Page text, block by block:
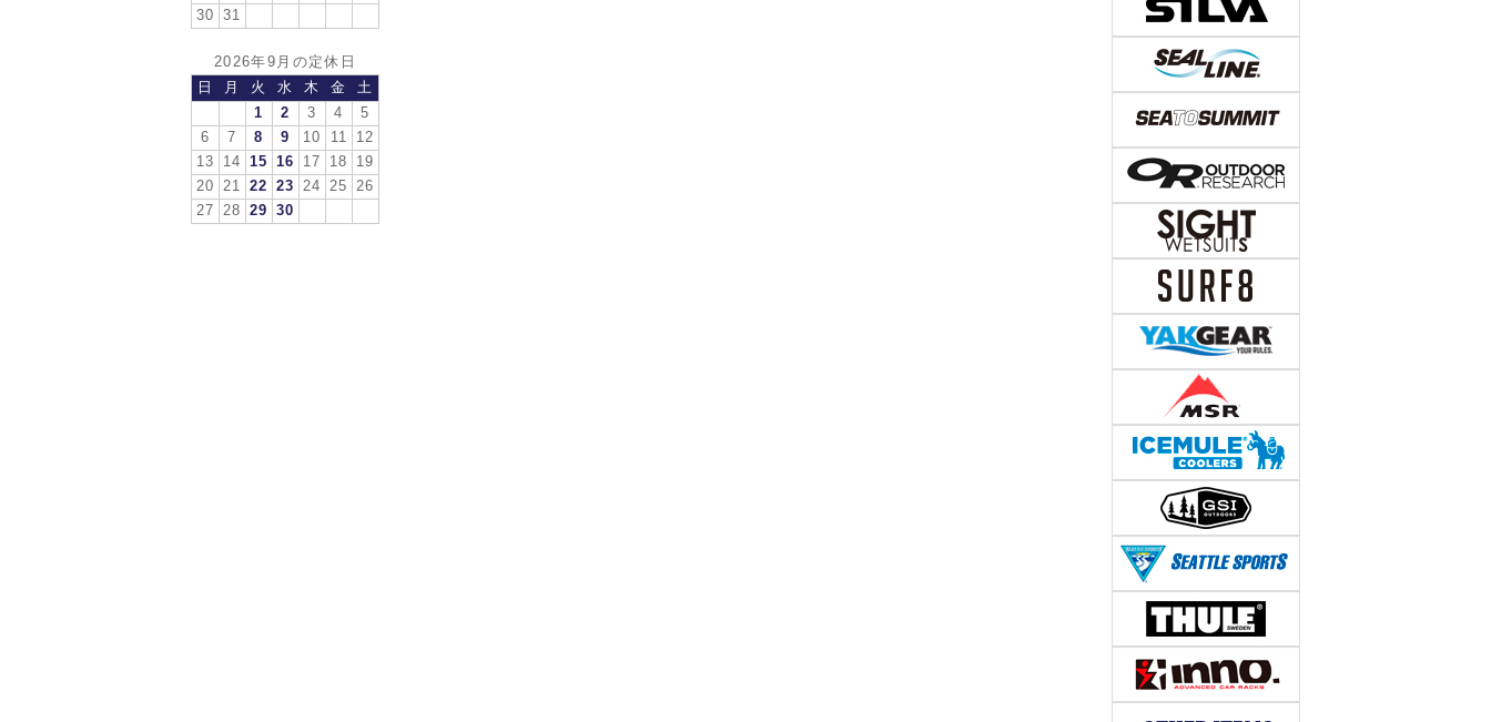
30
31
2026年9月の定休日
日
月 火 水 木 金
土
1
2 3 4
5
6
7 8 9 10 11
12
13
14 15 16 17 18
19
20
21 22 23 24 25
26
27
28 29 30